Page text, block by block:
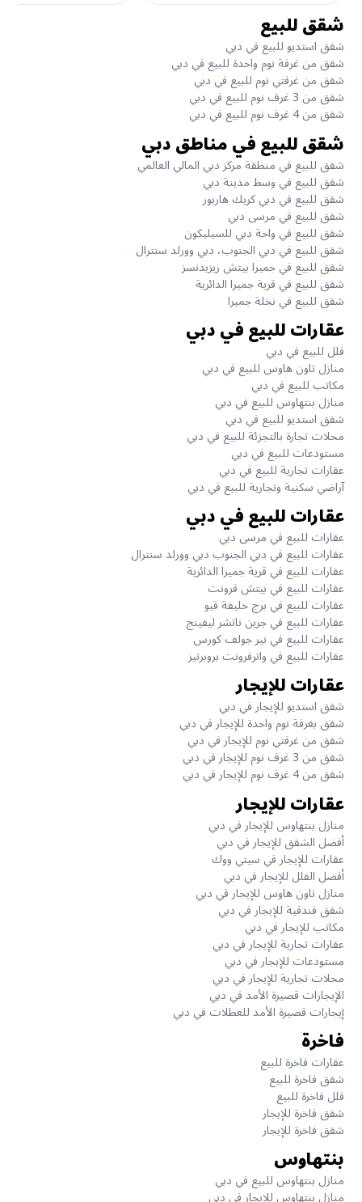
شقق للبيع
شقق استديو للبيع في دبي
شقق من غرفة نوم واحدة للبيع في دبي
شقق من غرفتي نوم للبيع في دبي
شقق من 3 غرف نوم للبيع في دبي
شقق من 4 غرف نوم للبيع في دبي
شقق للبيع في مناطق دبي
شقق للبيع في منطقة مركز دبي المالي العالمي
شقق للبيع في وسط مدينة دبي
شقق للبيع في دبي كريك هاربور
شقق للبيع في مرسى دبي
شقق للبيع في واحة دبي للسيليكون
شقق للبيع في دبي الجنوب، دبي وورلد سنترال
شقق للبيع في جميرا بيتش ريزيدنسز
شقق للبيع في قرية جميرا الدائرية
شقق للبيع في نخلة جميرا
عقارات للبيع في دبي
فلل للبيع في دبي
منازل تاون هاوس للبيع في دبي
مكاتب للبيع في دبي
منازل بنتهاوس للبيع في دبي
شقق استديو للبيع في دبي
محلات تجارة بالتجزئة للبيع في دبي
مستودعات للبيع في دبي
عقارات تجارية للبيع في دبي
آراضي سكنية وتجارية للبيع في دبي
عقارات للبيع في دبي
عقارات للبيع في مرسى دبي
عقارات للبيع في دبي الجنوب دبي وورلد سنترال
عقارات للبيع في قرية جميرا الدائرية
عقارات للبيع في بيتش فرونت
عقارات للبيع في برج خليفة فيو
عقارات للبيع في جرين ناتشر ليفينج
عقارات للبيع في نير جولف كورس
عقارات للبيع في واترفرونت بروبرتيز
عقارات للإيجار
شقق استديو للإيجار في دبي
شقق بغرفة نوم واحدة للإيجار في دبي
شقق من غرفتي نوم للإيجار في دبي
شقق من 3 غرف نوم للإيجار في دبي
شقق من 4 غرف نوم للإيجار في دبي
عقارات للإيجار
منازل بنتهاوس للإيجار في دبي
أفضل الشقق للإيجار في دبي
عقارات للإيجار في سيتي ووك
أفضل الفلل للإيجار في دبي
منازل تاون هاوس للإيجار في دبي
شقق فندقية للإيجار في دبي
مكاتب للإيجار في دبي
عقارات تجارية للإيجار في دبي
مستودعات للإيجار في دبي
محلات تجارية للإيجار في دبي
الإيجارات قصيرة الأمد في دبي
إيجارات قصيرة الأمد للعطلات في دبي
فاخرة
عقارات فاخرة للبيع
شقق فاخرة للبيع
فلل فاخرة للبيع
شقق فاخرة للإيجار
شقق فاخرة للإيجار
بنتهاوس
منازل بنتهاوس للبيع في دبي